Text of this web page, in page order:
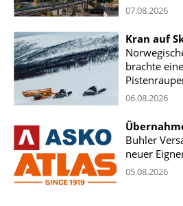
07.08.2026
Kran auf
brachte
06.08.2026
Buhler
neuer
05.08.2026